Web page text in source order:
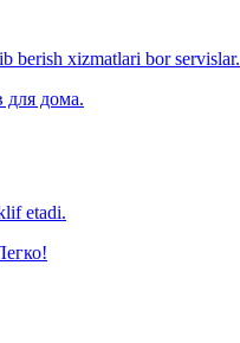
berish xizmatlari bor servislar.
для дома.
etadi.